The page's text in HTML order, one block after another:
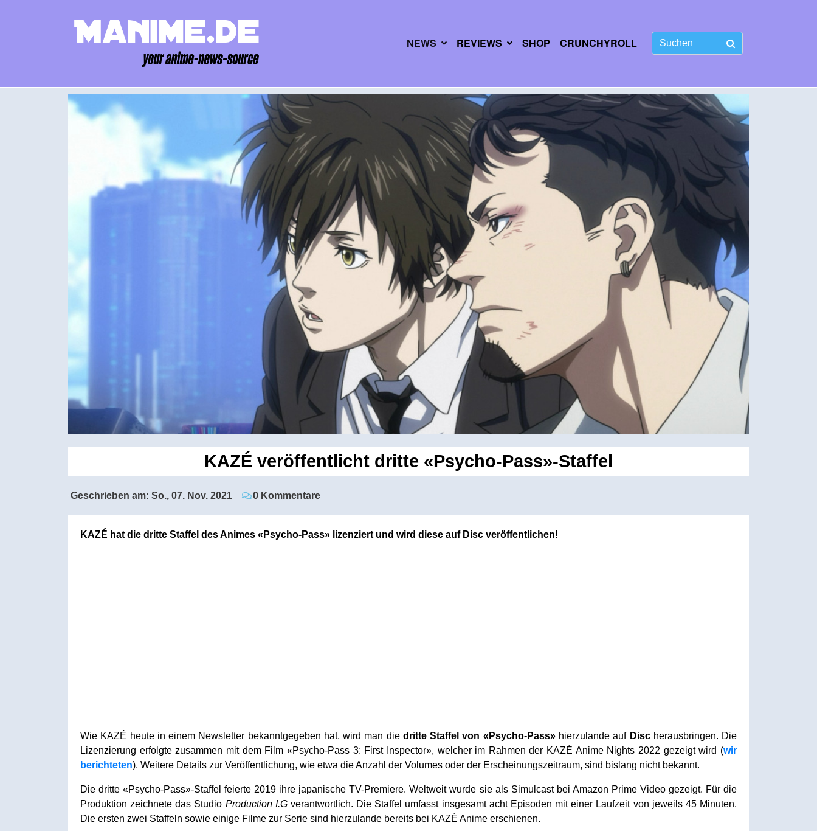
NEWS REVIEWS SHOP CRUNCHYROLL
KAZÉ veröffentlicht dritte «Psycho-Pass»-Staffel
Geschrieben am: So., 07. Nov. 2021 0 Kommentare
KAZÉ hat die dritte Staffel des Animes «Psycho-Pass» lizenziert und wird diese auf Disc veröffentlichen!
Wie KAZÉ heute in einem Newsletter bekanntgegeben hat, wird man die dritte Staffel von «Psycho-Pass»hierzulande auf Discherausbringen. Die
Lizenzierung erfolgte zusammen mit dem Film «Psycho-Pass 3: First Inspector», welcher im Rahmen der KAZÉ Anime Nights 2022 gezeigt wird (wir
berichteten). Weitere Details zur Veröffentlichung, wie etwa die Anzahl der Volumes oder der Erscheinungszeitraum, sind bislang nicht bekannt.
Die dritte «Psycho-Pass»-Staffel feierte 2019 ihre japanische TV-Premiere. Weltweit wurde sie als Simulcast bei Amazon Prime Video gezeigt. Für die
Produktion zeichnete das Studio Production I.G verantwortlich. Die Staffel umfasst insgesamt acht Episoden mit einer Laufzeit von jeweils 45 Minuten.
Die ersten zwei Staffeln sowie einige Filme zur Serie sind hierzulande bereits bei KAZÉ Anime erschienen.